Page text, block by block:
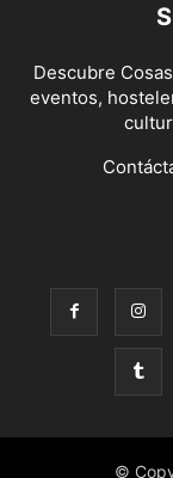
Descubre
eventos,
©